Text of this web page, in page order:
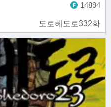
도로헤도로332화
14894